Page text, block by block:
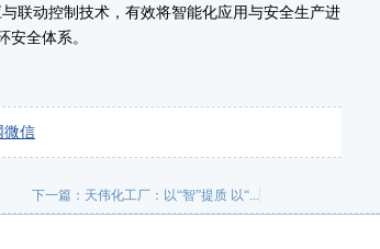
动控制技术，有效将智能化应用与安全生产进
安全体系。
微信
下一篇： 天伟化工厂：以“智”提质 以“...